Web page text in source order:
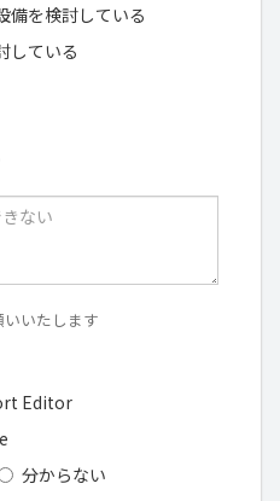
備を検討している
している
いたします
Editor
分からない